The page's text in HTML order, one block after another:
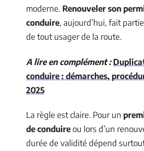
moderne. Renouveler son
conduire, aujourd’hui, fait
de tout usager de la route.
A lire en complément :
conduire : démarches,
2025
La règle est claire. Pour un
de conduireou lors d’un
durée de validité dépend